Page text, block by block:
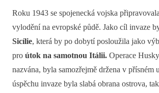
Roku 1943 se spojenecká vojska
vylodění na evropské půdě. Jako cíl invaze
Sicílie, která by po dobytí posloužila jako
pro útok na samotnou Itálii. Operace
nazvána, byla samozřejmě držena v přísném
úspěchu invaze byla slabá obrana ostrova,